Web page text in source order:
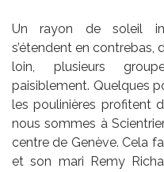
Un rayon de soleil
s’étendent en contrebas,
loin, plusieurs
paisiblement. Quelques
les poulinières profitent
nous sommes à
centre de Genève. Cela
et son mari Remy